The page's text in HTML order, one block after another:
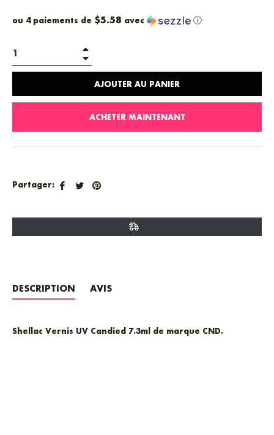
ou 4 paiements de $5.58 avec ⓘ
AJOUTER AU PANIER
ACHETER MAINTENANT
Partager:
PartagerTweeter
Épingler
DESCRIPTION AVIS
Shellac Vernis UV Candied 7.3ml de marque CND.